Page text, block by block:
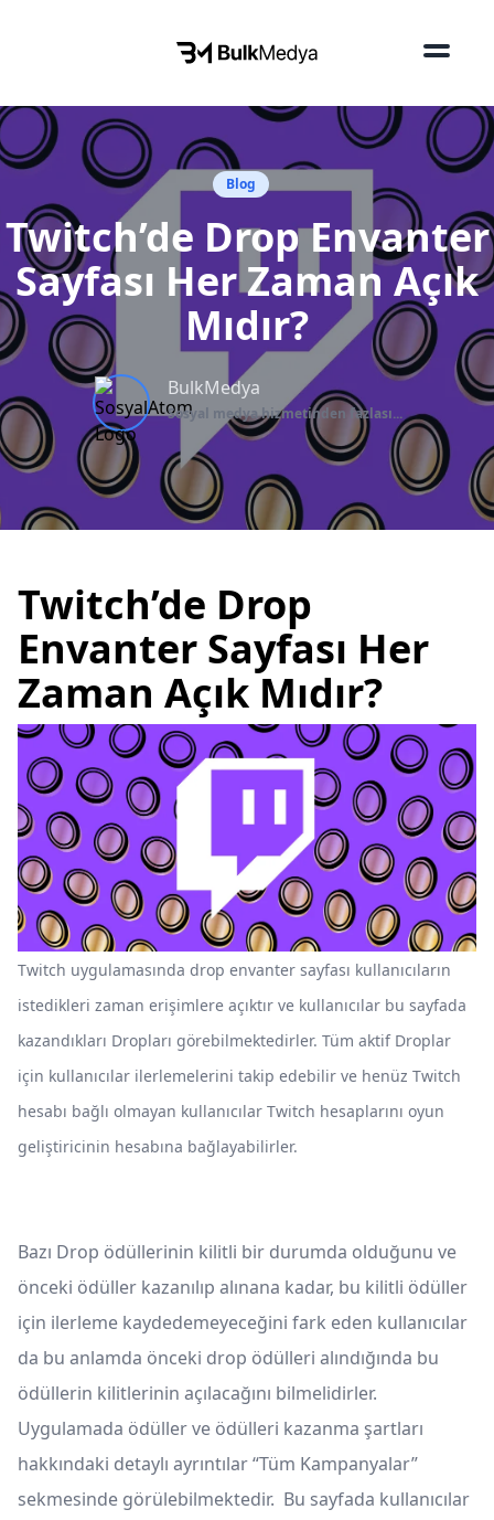
Blog
Twitch’de Drop Envanter
Sayfası Her Zaman Açık
Mıdır?
BulkMedya
Sosyal medya hizmetinden fazlası...
Twitch’de Drop
Envanter Sayfası Her
Zaman Açık Mıdır?
Twitch uygulamasında drop envanter sayfası kullanıcıların
istedikleri zaman erişimlere açıktır ve kullanıcılar bu sayfada
kazandıkları Dropları görebilmektedirler. Tüm aktif Droplar
için kullanıcılar ilerlemelerini takip edebilir ve henüz Twitch
hesabı bağlı olmayan kullanıcılar Twitch hesaplarını oyun
geliştiricinin hesabına bağlayabilirler.
Bazı Drop ödüllerinin kilitli bir durumda olduğunu ve
önceki ödüller kazanılıp alınana kadar, bu kilitli ödüller
için ilerleme kaydedemeyeceğini fark eden kullanıcılar
da bu anlamda önceki drop ödülleri alındığında bu
ödüllerin kilitlerinin açılacağını bilmelidirler.
Uygulamada ödüller ve ödülleri kazanma şartları
hakkındaki detaylı ayrıntılar “Tüm Kampanyalar”
sekmesinde görülebilmektedir. Bu sayfada kullanıcılar